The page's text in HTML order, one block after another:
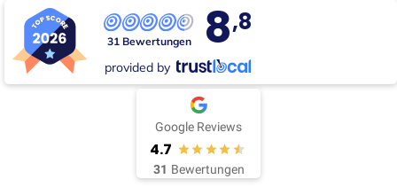
31 Bewertungen 8,8
provided by
Google Reviews
4.7
31 Bewertungen